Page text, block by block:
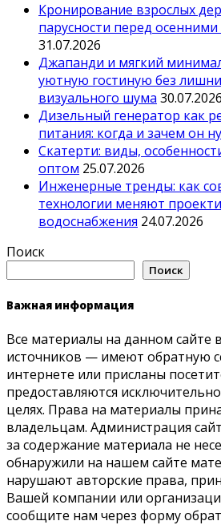
Кронирование взрослых
парусности перед
31.07.2026
Джапанди и мягкий
уютную гостиную без
визуального шума 30.07.2026
Дизельный генератор как
питания: когда и зачем он
Скатерти: виды,
оптом 25.07.2026
Инженерные тренды: как
технологии меняют
водоснабжения 24.07.2026
Поиск
Поиск
Важная информация
Все материалы на данном сайте
источников — имеют обратную
интернете или присланы
предоставляются
целях. Права на материалы
владельцам. Администрация
за содержание материала не
обнаружили на нашем сайте
нарушают авторские права,
Вашей компании или
сообщите нам через форму